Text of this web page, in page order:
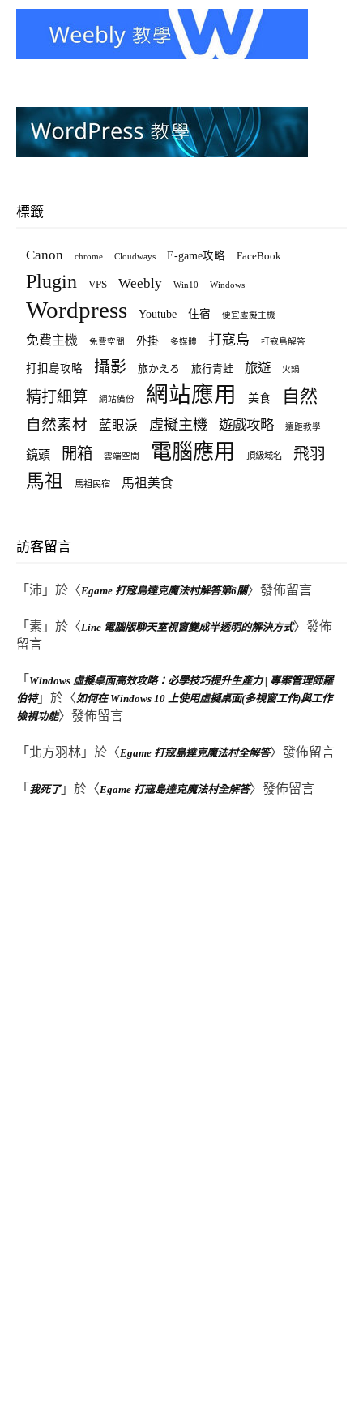
標籤
Canon chrome Cloudways E-game攻略 FaceBook
Plugin VPS Weebly Win10 Windows
Wordpress Youtube 住宿 便宜虛擬主機
免費主機 免費空間 外掛 多媒體 打寇島 打寇島解答
打扣島攻略 攝影 旅かえる 旅行青蛙 旅遊 火鍋
精打細算 網站備份 網站應用 美食 自然
自然素材 藍眼淚 虛擬主機 遊戲攻略 遠距教學
鏡頭 開箱 雲端空間 電腦應用 頂級域名 飛羽
馬祖 馬祖民宿 馬祖美食
訪客留言
「 沛 」於〈Egame 打寇島達克魔法村解答第6關〉發佈留言
「 素 」於〈Line 電腦版聊天室視窗變成半透明的解決方式〉發佈
留言
「 Windows 虛擬桌面高效攻略：必學技巧提升生產力 | 專案管理師羅
伯特」於〈如何在 Windows 10 上使用虛擬桌面(多視窗工作)與工作
檢視功能〉發佈留言
「 北方羽林 」於〈Egame 打寇島達克魔法村全解答〉發佈留言
「 我死了」於〈Egame 打寇島達克魔法村全解答〉發佈留言